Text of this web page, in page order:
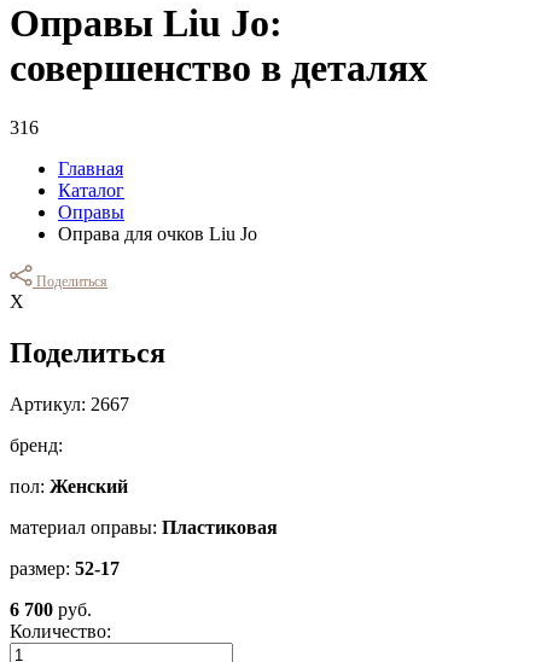
Оправы Liu Jo:
совершенство в деталях
316
Главная
Каталог
Оправы
Оправа для очков Liu Jo
Поделиться
Х
Поделиться
Артикул: 2667
бренд:
пол: Женский
материал оправы: Пластиковая
размер: 52-17
6 700 руб.
Количество: